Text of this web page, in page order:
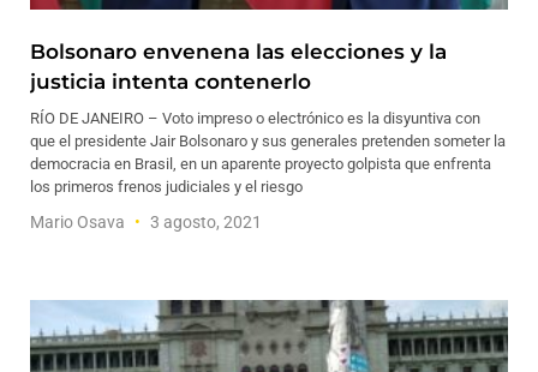
Bolsonaro envenena las elecciones y la
justicia intenta contenerlo
RÍO DE JANEIRO – Voto impreso o electrónico es la disyuntiva con
que el presidente Jair Bolsonaro y sus generales pretenden someter la
democracia en Brasil, en un aparente proyecto golpista que enfrenta
los primeros frenos judiciales y el riesgo
Mario Osava 3 agosto, 2021